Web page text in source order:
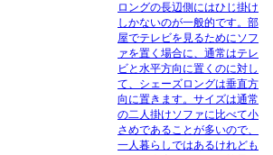
ロングの長辺側にはひじ掛け
しかないのが一般的です。部
屋でテレビを見るためにソフ
ァを置く場合に、通常はテレ
ビと水平方向に置くのに対し
て、シェーズロングは垂直方
向に置きます。サイズは通常
の二人掛けソファに比べて小
さめであることが多いので、
一人暮らしではあるけれども